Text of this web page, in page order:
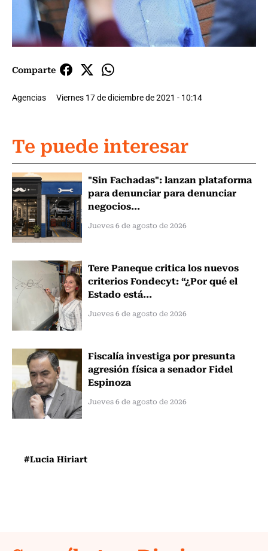
Comparte
Agencias Viernes 17 de diciembre de 2021 - 10:14
Te puede interesar
"Sin Fachadas": lanzan plataforma
para denunciar para denunciar
negocios...
Jueves 6 de agosto de 2026
Tere Paneque critica los nuevos
criterios Fondecyt: “¿Por qué el
Estado está...
Jueves 6 de agosto de 2026
Fiscalía investiga por presunta
agresión física a senador Fidel
Espinoza
Jueves 6 de agosto de 2026
#Lucia Hiriart